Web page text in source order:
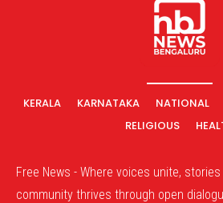
KERALA KARNATAKA NATIONAL
RELIGIOUS
Free News - Where voices unite,
community thrives through open